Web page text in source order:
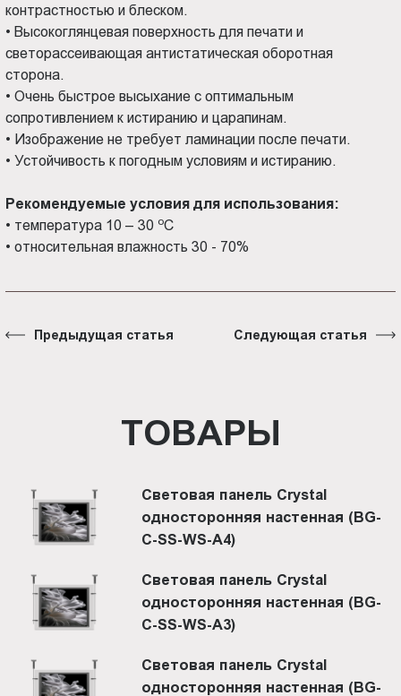
контрастностью и блеском.
• Высокоглянцевая поверхность для печати и
светорассеивающая антистатическая оборотная
сторона.
• Очень быстрое высыхание с оптимальным
сопротивлением к истиранию и царапинам.
• Изображение не требует ламинации после печати.
• Устойчивость к погодным условиям и истиранию.
Рекомендуемые условия для использования:
• температура 10 – 30 оС
• относительная влажность 30 - 70%
Предыдущая статья Следующая статья
ТОВАРЫ
Световая панель Crystal
односторонняя настенная (BG-
C-SS-WS-A4)
Световая панель Crystal
односторонняя настенная (BG-
C-SS-WS-A3)
Световая панель Crystal
односторонняя настенная (BG-